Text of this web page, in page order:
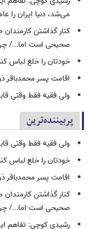
می‌شد، دنیا ایران
کنار گذاشتن
صحیحی است اما.../
خودتان را خلع لباس
اقامت پسر محمدباقر
ولی فقیه فقط وقتی
پربیننده‌ترین
ولی فقیه فقط وقتی
خودتان را خلع لباس
اقامت پسر محمدباقر
کنار گذاشتن
صحیحی است اما.../
رشیدی کوچی: تفاهم